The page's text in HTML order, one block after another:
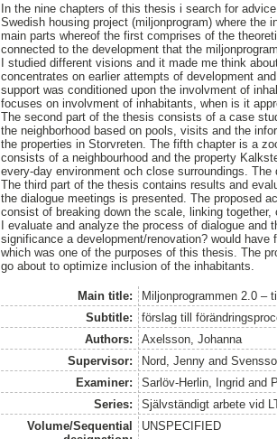
In the nine chapters of this thesis i search for
Swedish housing project (miljonprogram) where
main parts whereof the first comprises of the
connected to the development that the
I studied different visions and it made me think
concentrates on earlier attempts of development
support was conditioned upon the involvment of
focuses on involvment of inhabitants, when is it
The second part of the thesis consists of a case
the neighborhood based on pools, visits and the
the properties in Storvreten. The fifth chapter is a
consists of a neighbourhood and the property
every-day environment och close surroundings.
The third part of the thesis contains results and
the dialogue meetings is presented. The proposed
consist of breaking down the scale, linking
I evaluate and analyze the process of dialogue and
significance a development/renovation? would
which was one of the purposes of this thesis. The
go about to optimize inclusion of the inhabitants.
Main title:
Miljonprogrammen 2.0 –
Subtitle:
förslag till
Authors:
Axelsson, Johanna
Supervisor:
Nord, Jennyand
Examiner:
Sarlöv-Herlin, Ingridand
Series:
Självständigt arbete vid
Volume/Sequential
UNSPECIFIED